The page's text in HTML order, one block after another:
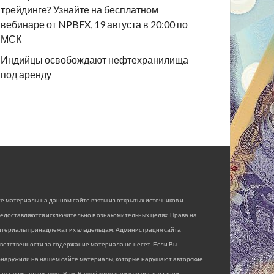
трейдинге? Узнайте на бесплатном
вебинаре от NPBFX, 19 августа в 20:00 по
МСК
Индийцы освобождают нефтехранилища
под аренду
материалы на данном сайте взяты из открытых источников и
исключительно в ознакомительных целях. Права на
принадлежат их владельцам. Администрация сайта
за содержание материала не несет. Если Вы
на нашем сайте материалы, которые нарушают авторские